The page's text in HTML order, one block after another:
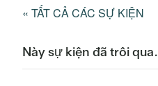
« TẤT CẢ CÁC SỰ KIỆN
Này sự kiện đã trôi qua.